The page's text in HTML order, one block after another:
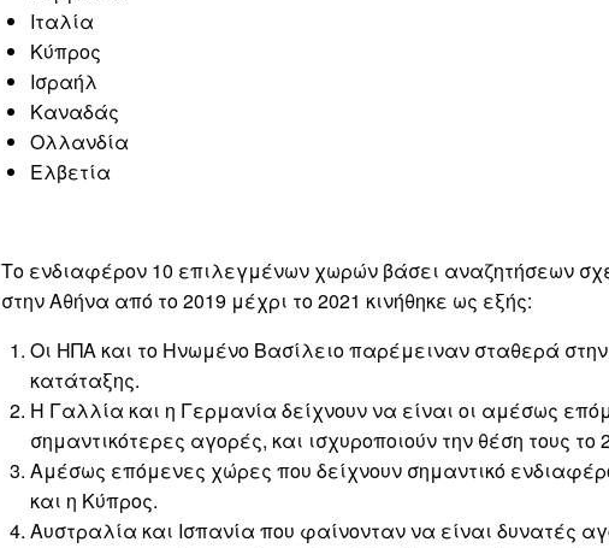
Ιταλία
Κύπρος
Ισραήλ
Καναδάς
Ολλανδία
Ελβετία
Το ενδιαφέρον 10 επιλεγμένων χωρών βάσει αναζητήσεων
στην Αθήνα από το 2019 μέχρι το 2021 κινήθηκε ως εξής:
Οι ΗΠΑ και το Ηνωμένο Βασίλειο παρέμειναν σταθερά
κατάταξης.
Η Γαλλία και η Γερμανία δείχνουν να είναι οι αμέσως
σημαντικότερες αγορές, και ισχυροποιούν την θέση τους το
Αμέσως επόμενες χώρες που δείχνουν σημαντικό
και η Κύπρος.
Αυστραλία και Ισπανία που φαίνονταν να είναι δυνατές